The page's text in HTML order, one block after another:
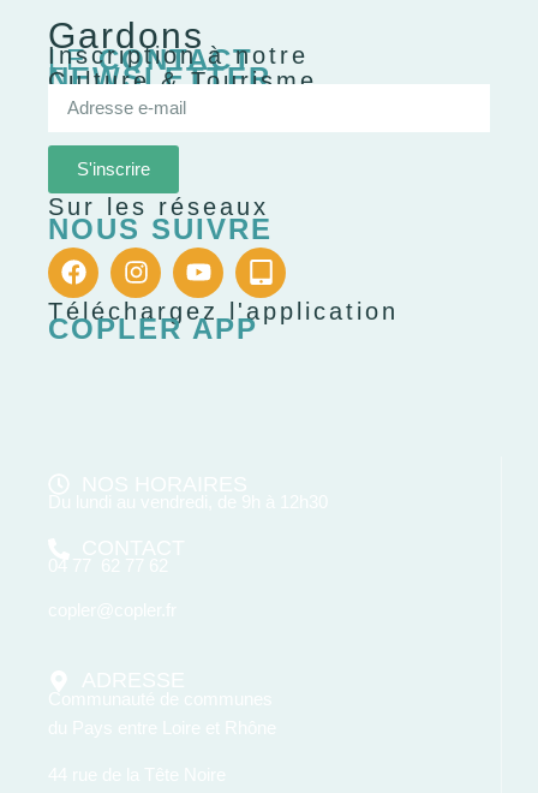
Gardons
LECONTACT
Inscription à notre
NEWSLETTER
Culture & Tourisme
S'inscrire
Sur les réseaux
NOUS SUIVRE
Téléchargez l'application
COPLER APP